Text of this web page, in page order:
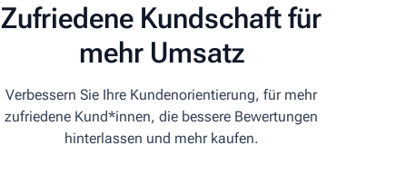
Zufriedene Kundschaft für
mehr Umsatz
Verbessern Sie Ihre Kundenorientierung, für mehr
zufriedene Kund*innen, die bessere Bewertungen
hinterlassen und mehr kaufen.